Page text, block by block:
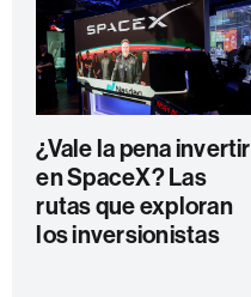
¿Vale la pena invertir
en SpaceX? Las
rutas que exploran
los inversionistas